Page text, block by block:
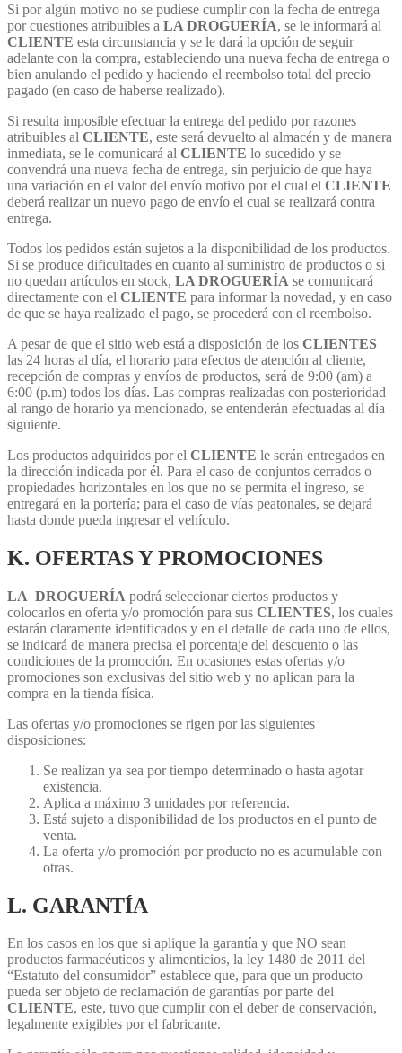
Si por algún motivo no se pudiese cumplir con la fecha de entrega
por cuestiones atribuibles a LA DROGUERÍA, se le informará al
CLIENTE esta circunstancia y se le dará la opción de seguir
adelante con la compra, estableciendo una nueva fecha de entrega o
bien anulando el pedido y haciendo el reembolso total del precio
pagado (en caso de haberse realizado).
Si resulta imposible efectuar la entrega del pedido por razones
atribuibles al CLIENTE, este será devuelto al almacén y de manera
inmediata, se le comunicará al CLIENTE lo sucedido y se
convendrá una nueva fecha de entrega, sin perjuicio de que haya
una variación en el valor del envío motivo por el cual el CLIENTE
deberá realizar un nuevo pago de envío el cual se realizará contra
entrega.
Todos los pedidos están sujetos a la disponibilidad de los productos.
Si se produce dificultades en cuanto al suministro de productos o si
no quedan artículos en stock, LA DROGUERÍA se comunicará
directamente con el CLIENTE para informar la novedad, y en caso
de que se haya realizado el pago, se procederá con el reembolso.
A pesar de que el sitio web está a disposición de los CLIENTES
las 24 horas al día, el horario para efectos de atención al cliente,
recepción de compras y envíos de productos, será de 9:00 (am) a
6:00 (p.m) todos los días. Las compras realizadas con posterioridad
al rango de horario ya mencionado, se entenderán efectuadas al día
siguiente.
Los productos adquiridos por el CLIENTE le serán entregados en
la dirección indicada por él. Para el caso de conjuntos cerrados o
propiedades horizontales en los que no se permita el ingreso, se
entregará en la portería; para el caso de vías peatonales, se dejará
hasta donde pueda ingresar el vehículo.
K. OFERTAS Y PROMOCIONES
LA DROGUERÍA podrá seleccionar ciertos productos y
colocarlos en oferta y/o promoción para sus CLIENTES, los cuales
estarán claramente identificados y en el detalle de cada uno de ellos,
se indicará de manera precisa el porcentaje del descuento o las
condiciones de la promoción. En ocasiones estas ofertas y/o
promociones son exclusivas del sitio web y no aplican para la
compra en la tienda física.
Las ofertas y/o promociones se rigen por las siguientes
disposiciones:
Se realizan ya sea por tiempo determinado o hasta agotar
existencia.
Aplica a máximo 3 unidades por referencia.
Está sujeto a disponibilidad de los productos en el punto de
venta.
La oferta y/o promoción por producto no es acumulable con
otras.
L. GARANTÍA
En los casos en los que si aplique la garantía y que NO sean
productos farmacéuticos y alimenticios, la ley 1480 de 2011 del
“Estatuto del consumidor” establece que, para que un producto
pueda ser objeto de reclamación de garantías por parte del
CLIENTE, este, tuvo que cumplir con el deber de conservación,
legalmente exigibles por el fabricante.